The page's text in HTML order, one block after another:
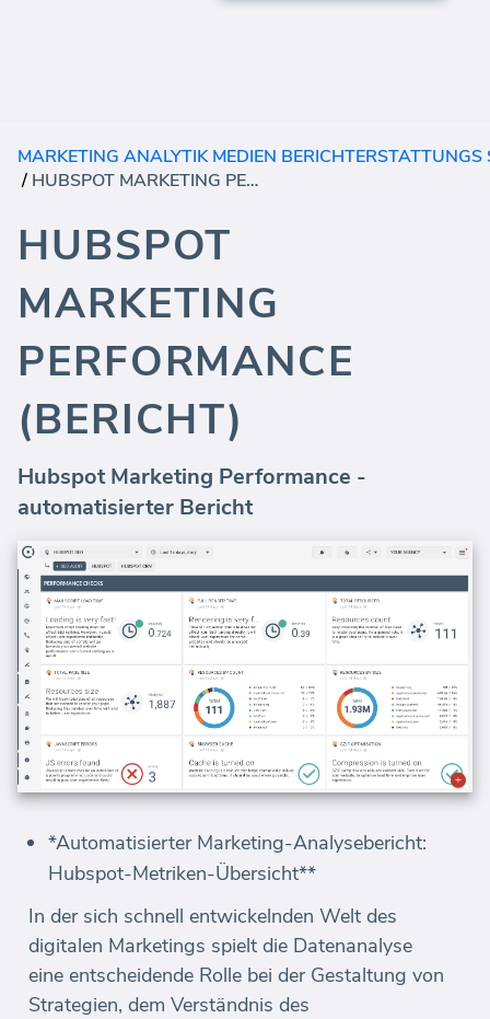
MARKETING ANALYTIK MEDIEN
/
HUBSPOT MARKETING PERFORMANCE (BERICHT)
HUBSPOT
MARKETING
PERFORMANCE
(BERICHT)
Hubspot Marketing Performance -
automatisierter Bericht
*Automatisierter Marketing-Analysebericht:
Hubspot-Metriken-Übersicht**
In der sich schnell entwickelnden Welt des
digitalen Marketings spielt die Datenanalyse
eine entscheidende Rolle bei der Gestaltung von
Strategien, dem Verständnis des